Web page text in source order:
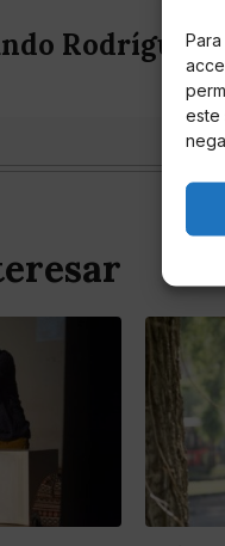
este
Rodríguez